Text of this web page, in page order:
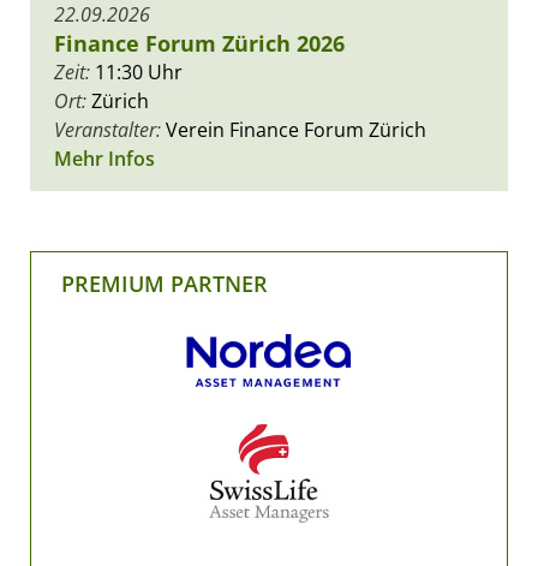
22.09.2026
Finance Forum Zürich 2026
Zeit: 11:30 Uhr
Ort:Zürich
Veranstalter:Verein Finance Forum Zürich
Mehr Infos
PREMIUM PARTNER